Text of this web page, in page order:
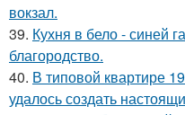
вокзал.
39. Кухня в бело - синей
благородство.
40. В типовой квартире
удалось создать